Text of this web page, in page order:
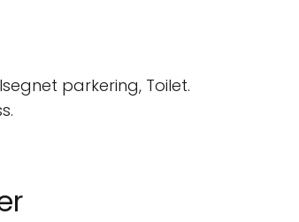
parkering, Toilet.